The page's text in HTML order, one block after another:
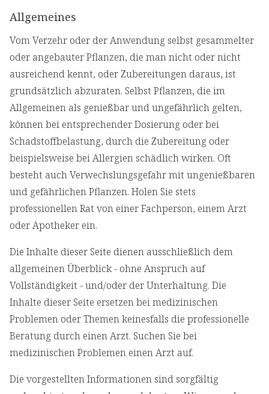
Allgemeines
Vom Verzehr oder der Anwendung selbst gesammelter
oder angebauter Pflanzen, die man nicht oder nicht
ausreichend kennt, oder Zubereitungen daraus, ist
grundsätzlich abzuraten. Selbst Pflanzen, die im
Allgemeinen als genießbar und ungefährlich gelten,
können bei entsprechender Dosierung oder bei
Schadstoffbelastung, durch die Zubereitung oder
beispielsweise bei Allergien schädlich wirken. Oft
besteht auch Verwechslungsgefahr mit ungenießbaren
und gefährlichen Pflanzen. Holen Sie stets
professionellen Rat von einer Fachperson, einem Arzt
oder Apotheker ein.
Die Inhalte dieser Seite dienen ausschließlich dem
allgemeinen Überblick - ohne Anspruch auf
Vollständigkeit - und/oder der Unterhaltung. Die
Inhalte dieser Seite ersetzen bei medizinischen
Problemen oder Themen keinesfalls die professionelle
Beratung durch einen Arzt. Suchen Sie bei
medizinischen Problemen einen Arzt auf.
Die vorgestellten Informationen sind sorgfältig